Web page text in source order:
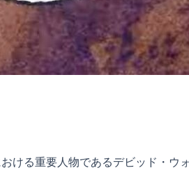
ける重要人物であるデビッド・ウ